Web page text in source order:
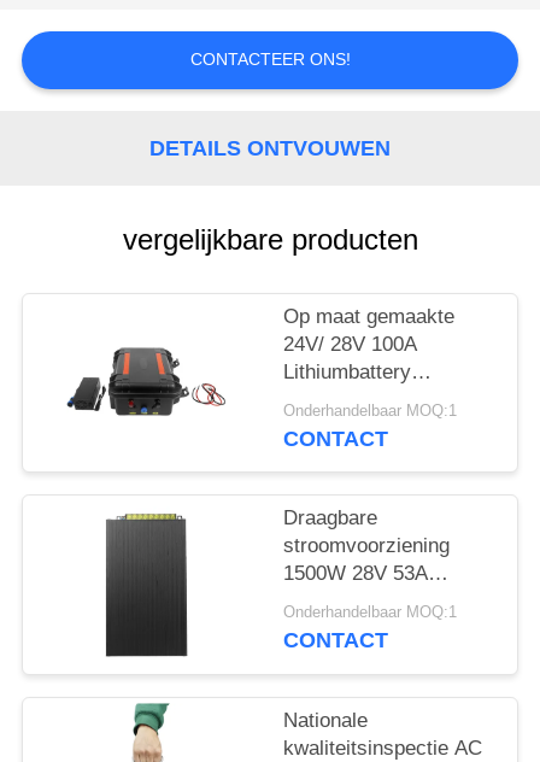
SITEMAP
PRIVACY
CONTACTEER ONS!
DETAILS ONTVOUWEN
vergelijkbare producten
Op maat gemaakte
24V/ 28V 100A
Lithiumbattery
Handheld Removable
Huge Capacity Voor
Onderhandelbaar MOQ:1
CONTACT
Draagbare
stroomvoorziening
1500W 28V 53A
basisstationapparaat
toegepast
Onderhandelbaar MOQ:1
CONTACT
Nationale
kwaliteitsinspectie AC